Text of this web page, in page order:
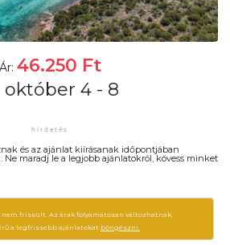
Ár: 46.250 Ft
október 4 - 8
és az ajánlat kiírásanak időpontjában
Ne maradj le a legjobb ajánlatokról, kövess minket
nem frissült. Az árak folyamatosan változhatnak,
a legfrissebb ajánlatokat böngészni.